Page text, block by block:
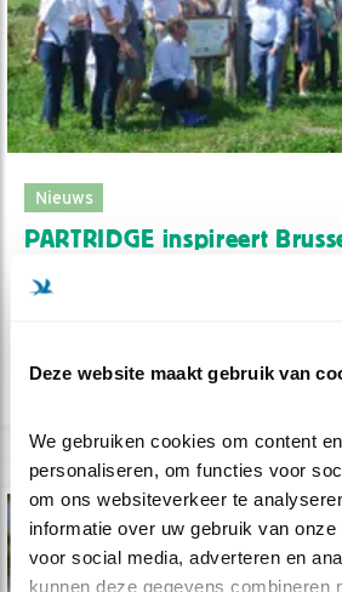
Deze website maakt gebruik van
We gebruiken cookies om content
personaliseren, om functies voor
om ons websiteverkeer te
informatie over uw gebruik van
voor social media, adverteren en
kunnen deze gegevens combineren
Nieuws
PARTRIDGE inspireert
25.07.19
Boeren én biodiversiteit